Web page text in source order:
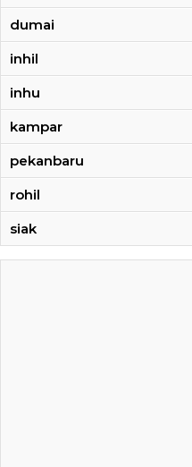
dumai
inhil
inhu
kampar
pekanbaru
rohil
siak